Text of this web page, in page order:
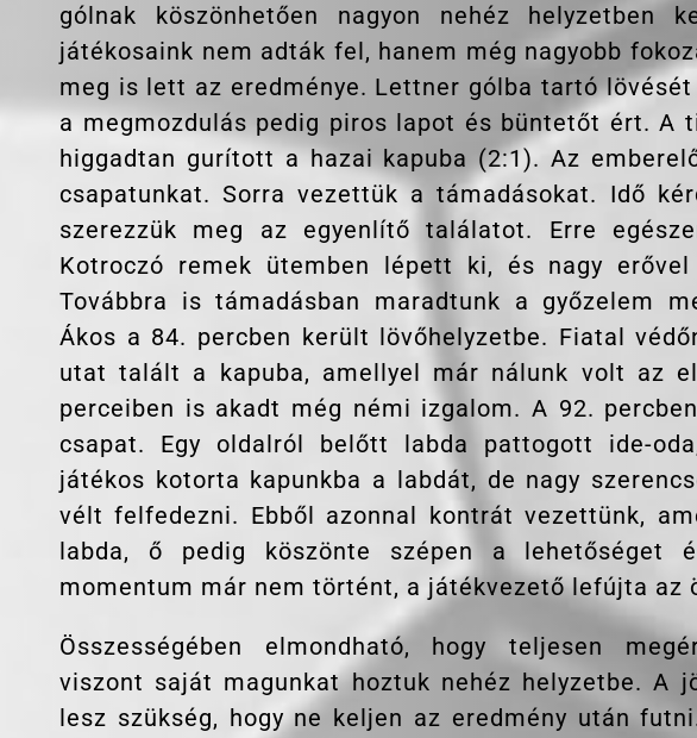
gólnak köszönhetően nagyon nehéz helyzetben
játékosaink nem adták fel, hanem még nagyobb
meg is lett az eredménye. Lettner gólba tartó
a megmozdulás pedig piros lapot és büntetőt ért. A
higgadtan gurított a hazai kapuba (2:1). Az
csapatunkat. Sorra vezettük a támadásokat. Idő
szerezzük meg az egyenlítő találatot. Erre
Kotroczó remek ütemben lépett ki, és nagy
Továbbra is támadásban maradtunk a győzelem
Ákos a 84. percben került lövőhelyzetbe. Fiatal
utat talált a kapuba, amellyel már nálunk volt az
perceiben is akadt még némi izgalom. A 92.
csapat. Egy oldalról belőtt labda pattogott ide-
játékos kotorta kapunkba a labdát, de nagy
vélt felfedezni. Ebből azonnal kontrát vezettünk,
labda, ő pedig köszönte szépen a lehetőséget
momentum már nem történt, a játékvezető lefújta az
Összességében elmondható, hogy teljesen
viszont saját magunkat hoztuk nehéz helyzetbe. A
lesz szükség, hogy ne keljen az eredmény után